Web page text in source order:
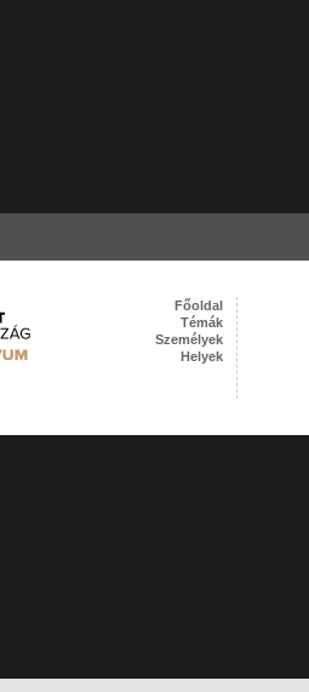
Főoldal
Témák
Személyek
Helyek